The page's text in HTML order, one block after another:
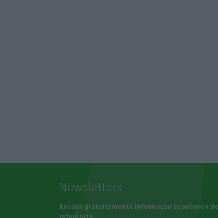
Newsletters
Receba gratuitamente informação económica de
referência